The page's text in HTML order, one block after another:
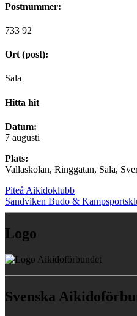
Postnummer:
733 92
Ort (post):
Sala
Hitta hit
Datum:
7 augusti
Plats:
Vallaskolan, Ringgatan, Sala,
Piteå Aikidoklubb
Sandviken Budo &
Logo
Svenska